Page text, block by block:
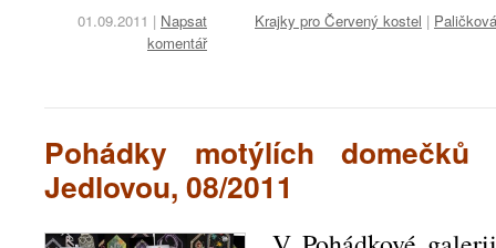
01.09.2011 | Napsat
komentář
Krajky pro Červený kostel |
Pohádky motýlích
Jedlovou, 08/2011